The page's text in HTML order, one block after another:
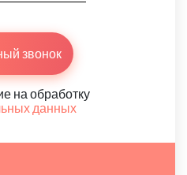
звонок
на обработку
данных